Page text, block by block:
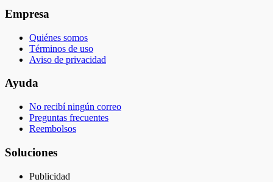
Empresa
Quiénes somos
Términos de uso
Aviso de privacidad
Ayuda
No recibí ningún correo
Preguntas frecuentes
Reembolsos
Soluciones
Publicidad